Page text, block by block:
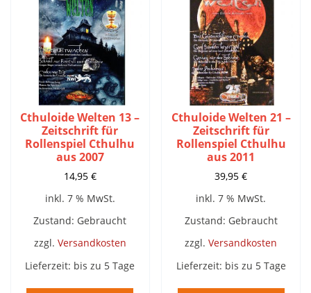
Cthuloide Welten 13 –
Zeitschrift für
Rollenspiel Cthulhu
aus 2007
14,95 €
inkl. 7 % MwSt.
Zustand: Gebraucht
zzgl. Versandkosten
Lieferzeit: bis zu 5 Tage
Cthuloide Welten 21 –
Zeitschrift für
Rollenspiel Cthulhu
aus 2011
39,95€
inkl. 7 % MwSt.
Zustand: Gebraucht
zzgl.Versandkosten
Lieferzeit: bis zu 5 Tage